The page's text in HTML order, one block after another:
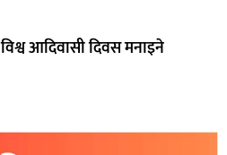
विश्व आदिवासी दिवस मनाइने